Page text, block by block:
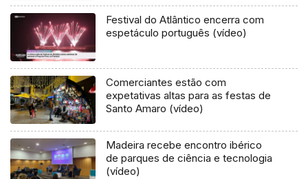
Festival do Atlântico encerra com
espetáculo português (vídeo)
Comerciantes estão com
expetativas altas para as festas de
Santo Amaro (vídeo)
Madeira recebe encontro ibérico
de parques de ciência e tecnologia
(vídeo)